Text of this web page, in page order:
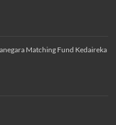
Matching Fund Kedaireka